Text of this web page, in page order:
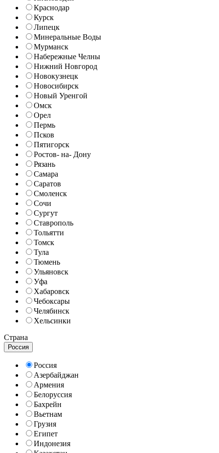
Краснодар
Курск
Липецк
Минеральные Воды
Мурманск
Набережные Челны
Нижний Новгород
Новокузнецк
Новосибирск
Новый Уренгой
Омск
Орел
Пермь
Псков
Пятигорск
Ростов- на- Дону
Рязань
Самара
Саратов
Смоленск
Сочи
Сургут
Ставрополь
Тольятти
Томск
Тула
Тюмень
Ульяновск
Уфа
Хабаровск
Чебоксары
Челябинск
Хельсинки
Страна
Россия
Россия
Азербайджан
Армения
Белоруссия
Бахрейн
Вьетнам
Грузия
Египет
Индонезия